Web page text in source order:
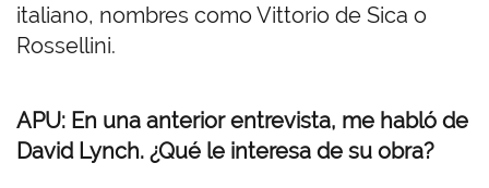
italiano, nombres como Vittorio de Sica o
Rossellini.
APU: En una anterior entrevista, me habló de
David Lynch. ¿Qué le interesa de su obra?